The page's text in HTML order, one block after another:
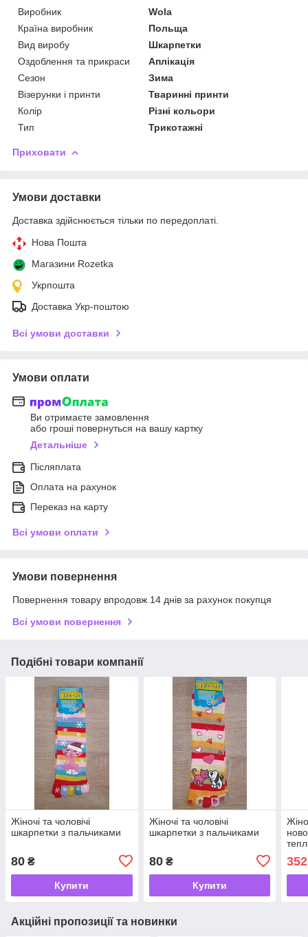
Виробник
Wola
Країна виробник
Польща
Вид виробу
Шкарпетки
Оздоблення та прикраси
Аплікація
Сезон
Зима
Візерунки і принти
Тваринні принти
Колір
Різні кольори
Тип
Трикотажні
Приховати
Умови доставки
Доставка здійснюється тільки по передоплаті.
Нова Пошта
Магазини Rozetka
Укрпошта
Доставка Укр-поштою
Всі умови доставки
Умови оплати
Ви отримаєте замовлення
або гроші повернуться на вашу картку
Детальніше
Післяплата
Оплата на рахунок
Переказ на карту
Всі умови оплати
Умови повернення
Повернення товару впродовж 14 днів за рахунок покупця
Всі умови повернення
Подібні товари компанії
Жіночі та чоловічі
шкарпетки з пальчиками
80 ₴
Купити
Жіночі та чоловічі
шкарпетки з пальчиками
80₴
Купити
352
Акційні пропозиції та новинки